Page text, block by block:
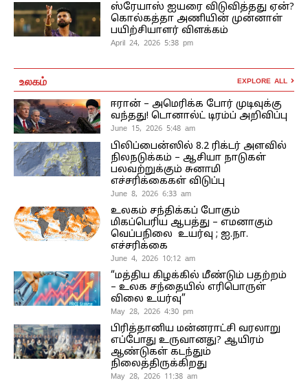
ஸ்ரேயாஸ் ஐயரை விடுவித்தது ஏன்?
கொல்கத்தா அணியின் முன்னாள்
பயிற்சியாளர் விளக்கம்
April 24, 2026 5:38 pm
உலகம் EXPLORE ALL
ஈரான் – அமெரிக்க போர் முடிவுக்கு
வந்தது! டொனால்ட் டிரம்ப் அறிவிப்பு
June 15, 2026 5:48 am
பிலிப்பைன்ஸில் 8.2 ரிக்டர் அளவில்
நிலநடுக்கம் – ஆசியா நாடுகள்
பலவற்றுக்கும் சுனாமி
எச்சரிக்கைகள் விடுப்பு
June 8, 2026 6:33 am
உலகம் சந்திக்கப் போகும்
மிகப்பெரிய ஆபத்து – எமனாகும்
வெப்பநிலை உயர்வு ; ஐ.நா.
எச்சரிக்கை
June 4, 2026 10:12 am
“மத்திய கிழக்கில் மீண்டும் பதற்றம்
– உலக சந்தையில் எரிபொருள்
விலை உயர்வு”
May 28, 2026 4:30 pm
பிரித்தானிய மன்னராட்சி வரலாறு
எப்போது உருவானது? ஆயிரம்
ஆண்டுகள் கடந்தும்
நிலைத்திருக்கிறது
May 28, 2026 11:38 am